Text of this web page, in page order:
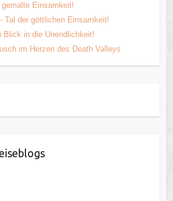
Einsamkeit!
Tal der göttlichen Einsamkeit!
Blick in die Unendlichkeit!
im Herzen des Death Valleys